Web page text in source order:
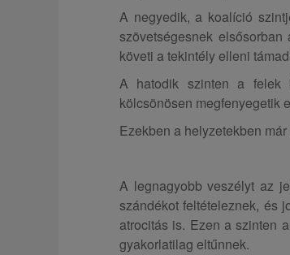
A negyedik, a koalíció
szövetségesnek
követi a tekintély elleni
A hatodik szinten a felek
kölcsönösen megfenyegetik
Ezekben a helyzetekben
A legnagyobb veszélyt az
szándékot feltételeznek, és
atrocitás is. Ezen a szinten
gyakorlatilag eltűnnek.